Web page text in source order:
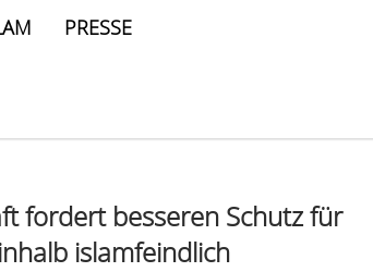
PRESSE
fordert besseren Schutz für
islamfeindlich